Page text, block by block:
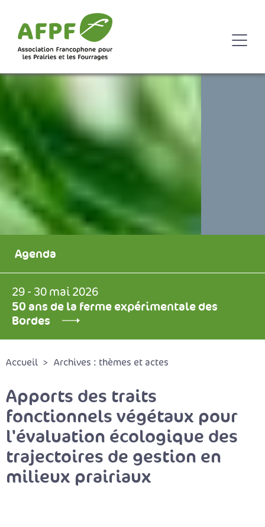
Agenda
29 - 30 mai 2026
50 ans de la ferme expérimentale des
Bordes
Accueil Archives : thèmes et actes
Apports des traits
fonctionnels végétaux pour
l'évaluation écologique des
trajectoires de gestion en
milieux prairiaux